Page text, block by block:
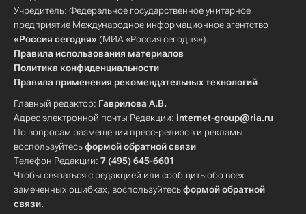
Учредитель: Федеральное государственное унитарное
предприятие Международное информационное агентство
«Россия сегодня» (МИА «Россия сегодня»).
Правила использования материалов
Политика конфиденциальности
Правила применения рекомендательных технологий
Главный редактор: Гаврилова А.В.
Адрес электронной почты Редакции: internet-group@ria.ru
По вопросам размещения пресс-релизов и рекламы
воспользуйтесьформой обратной связи
Телефон Редакции: 7 (495) 645-6601
Чтобы связаться с редакцией или сообщить обо всех
замеченных ошибках, воспользуйтесьформой обратной
связи.